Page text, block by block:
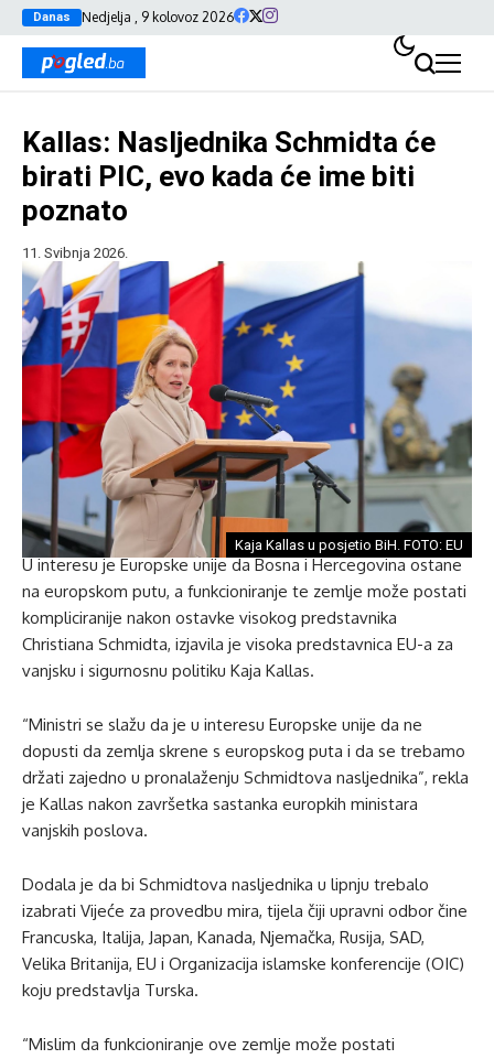
Danas Nedjelja , 9 kolovoz 2026
Kallas: Nasljednika Schmidta će
birati PIC, evo kada će ime biti
poznato
11. Svibnja 2026.
Kaja Kallas u posjetio BiH. FOTO: EU
U interesu je Europske unije da Bosna i Hercegovina ostane
na europskom putu, a funkcioniranje te zemlje može postati
kompliciranije nakon ostavke visokog predstavnika
Christiana Schmidta, izjavila je visoka predstavnica EU-a za
vanjsku i sigurnosnu politiku Kaja Kallas.
“Ministri se slažu da je u interesu Europske unije da ne
dopusti da zemlja skrene s europskog puta i da se trebamo
držati zajedno u pronalaženju Schmidtova nasljednika”, rekla
je Kallas nakon završetka sastanka europkih ministara
vanjskih poslova.
Dodala je da bi Schmidtova nasljednika u lipnju trebalo
izabrati Vijeće za provedbu mira, tijela čiji upravni odbor čine
Francuska, Italija, Japan, Kanada, Njemačka, Rusija, SAD,
Velika Britanija, EU i Organizacija islamske konferencije (OIC)
koju predstavlja Turska.
“Mislim da funkcioniranje ove zemlje može postati